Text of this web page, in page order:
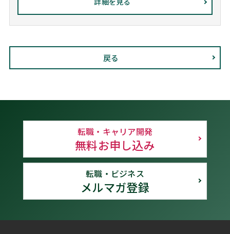
戻る
転職・キャリア開発
無料お申し込み
転職・ビジネス
メルマガ登録